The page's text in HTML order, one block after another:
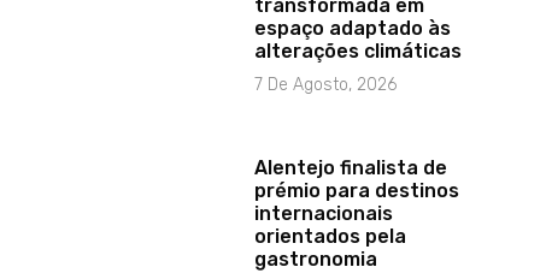
transformada em
espaço adaptado às
alterações climáticas
7 De Agosto, 2026
Alentejo finalista de
prémio para destinos
internacionais
orientados pela
gastronomia